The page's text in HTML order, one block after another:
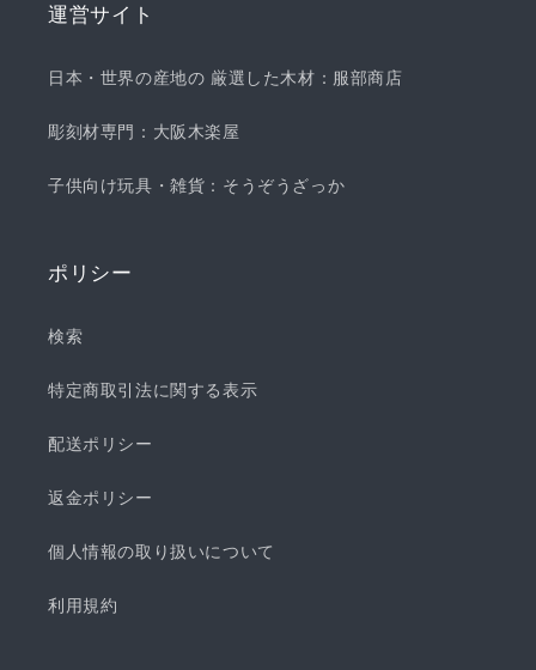
運営サイト
日本・世界の産地の 厳選した木材：服部商店
彫刻材専門：大阪木楽屋
子供向け玩具・雑貨：そうぞうざっか
ポリシー
検索
特定商取引法に関する表示
配送ポリシー
返金ポリシー
個人情報の取り扱いについて
利用規約